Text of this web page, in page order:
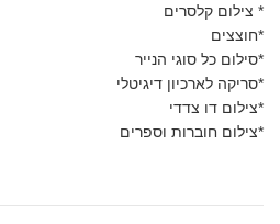
* צילום קלסרים
*חוצצים
*סילום כל סוגי הנייר
*סריקה לארכיון דיגיטלי
*צילום דו צדדי
*צילום חוברות וספרים